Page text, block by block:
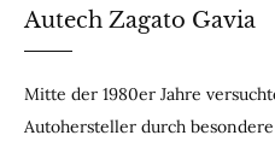
Autech Zagato Gavia
Mitte der 1980er Jahre
Autohersteller durch